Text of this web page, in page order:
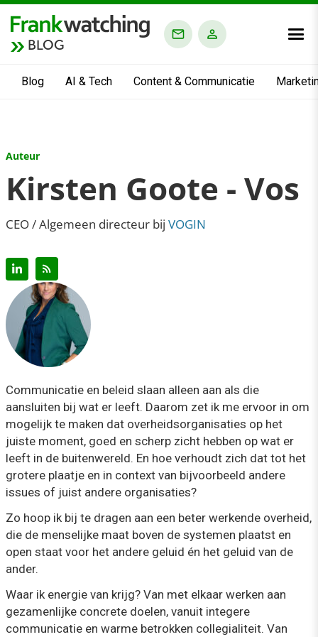
BLOG
Blog AI & Tech Content & Communicatie
Auteur
Kirsten Goote - Vos
CEO / Algemeen directeur bij VOGIN
Communicatie en beleid slaan alleen aan als die
aansluiten bij wat er leeft. Daarom zet ik me ervoor in om
mogelijk te maken dat overheidsorganisaties op het
juiste moment, goed en scherp zicht hebben op wat er
leeft in de buitenwereld. En hoe verhoudt zich dat tot het
grotere plaatje en in context van bijvoorbeeld andere
issues of juist andere organisaties?
Zo hoop ik bij te dragen aan een beter werkende overheid,
die de menselijke maat boven de systemen plaatst en
open staat voor het andere geluid én het geluid van de
ander.
Waar ik energie van krijg? Van met elkaar werken aan
gezamenlijke concrete doelen, vanuit integere
communicatie en warme betrokken collegialiteit. Van